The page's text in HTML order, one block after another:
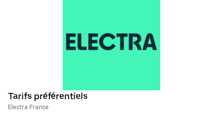
Tarifs préférentiels
Electra France